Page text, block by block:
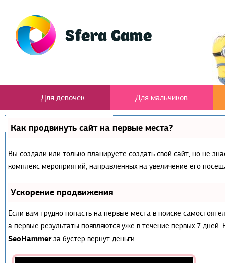
Для девочек Для мальчиков
Как продвинуть сайт на первые места?
Вы создали или только планируете создать свой сайт, но не
комплекс мероприятий, направленных на увеличение его
Ускорение продвижения
Если вам трудно попасть на первые места в поиске
а первые результаты появляются уже в течение первых 7
SeoHammerза бустер вернут деньги.